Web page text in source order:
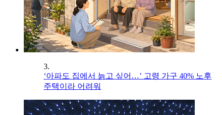
3.
‘아파도 집에서 늙고 싶어…’ 고령 가구 40% 노후
주택이라 어려워